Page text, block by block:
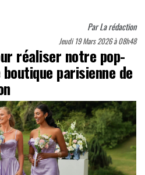
ParLa rédaction
Jeudi 19 Mars 2026 à 08h48
réaliser notre pop-
parisienne de